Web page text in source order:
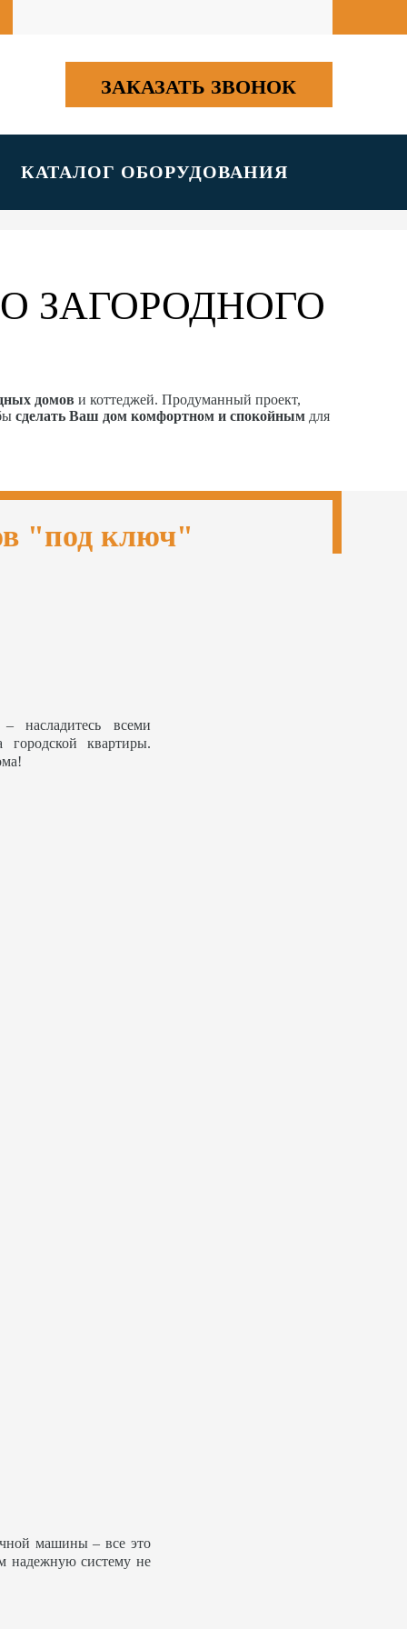
ЗАКАЗАТЬ ЗВОНОК
КАТАЛОГ ОБОРУДОВАНИЯ
ЗАГОРОДНОГО
домов и коттеджей. Продуманный проект,
сделать Ваш дом комфортном и спокойным для
"под ключ"
насладитесь всеми
квартиры.
машины – все это
надежную систему не